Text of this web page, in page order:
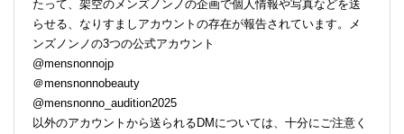
たって、架空のメンズノンノの企画で個人情報や写真などを送
らせる、なりすましアカウントの存在が報告されています。メ
ンズノンノの3つの公式アカウント
@mensnonnojp
＠mensnonnobeauty
@mensnonno_audition2025
以外のアカウントから送られるDMについては、十分にご注意く